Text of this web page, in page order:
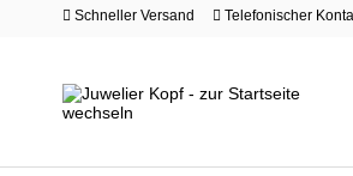
Schneller Versand Telefonischer